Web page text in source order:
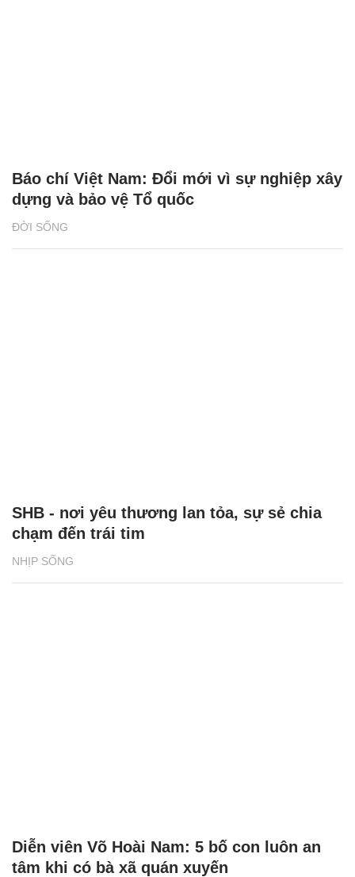
ĐỜI SỐNG
Báo chí Việt Nam: Đổi mới vì sự nghiệp xây
dựng và bảo vệ Tổ quốc
NHỊP SỐNG
SHB - nơi yêu thương lan tỏa, sự sẻ chia
chạm đến trái tim
Diễn viên Võ Hoài Nam: 5 bố con luôn an
tâm khi có bà xã quán xuyến